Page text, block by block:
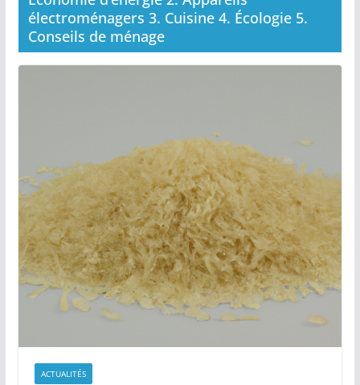
électroménagers 3. Cuisine 4. Écologie 5.
Conseils de ménage
ACTUALITÉS